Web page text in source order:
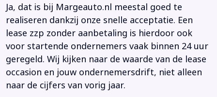
Ja, dat is bij Margeauto.nl meestal goed te
realiseren dankzij onze snelle acceptatie. Een
lease zzp zonder aanbetaling is hierdoor ook
voor startende ondernemers vaak binnen 24 uur
geregeld. Wij kijken naar de waarde van de lease
occasion en jouw ondernemersdrift, niet alleen
naar de cijfers van vorig jaar.